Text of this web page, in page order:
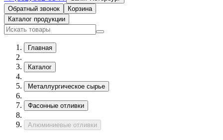
Обратный звонок
Корзина
Каталог продукции
Главная
Каталог
Металлургическое сырье
Фасонные отливки
Алюминиевые отливки